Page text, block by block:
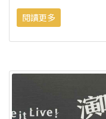
閱讀更多